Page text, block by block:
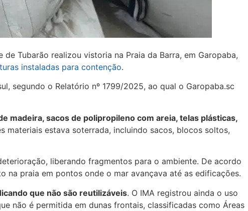
Tubarão realizou vistoria na Praia da Barra, em Garopaba,
instaladas para contenção.
segundo o Relatório nº 1799/2025, ao qual o Garopaba.sc
madeira, sacos de polipropileno com areia, telas plásticas,
materiais estava soterrada, incluindo sacos, blocos soltos,
liberando fragmentos para o ambiente. De acordo
praia em pontos onde o mar avançava até as edificações.
que não são reutilizáveis. O IMA registrou ainda o uso
não é permitida em dunas frontais, classificadas como Áreas